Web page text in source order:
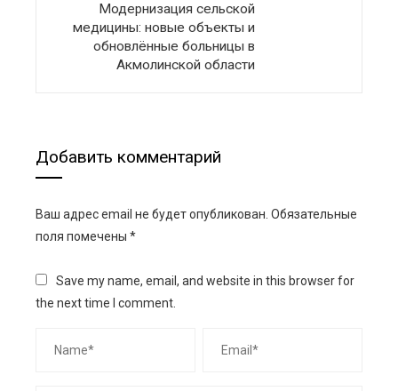
Модернизация сельской
медицины: новые объекты и
обновлённые больницы в
Акмолинской области
Добавить комментарий
Ваш адрес email не будет опубликован. Обязательные
поля помечены *
Save my name, email, and website in this browser for
the next time I comment.